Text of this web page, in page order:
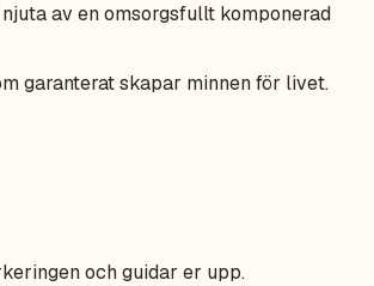
av en omsorgsfullt komponerad
garanterat skapar minnen för livet.
och guidar er upp.